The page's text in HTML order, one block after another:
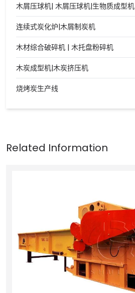
木屑压球机| 木屑压球机|生物质成型机
连续式炭化炉|木屑制炭机
木材综合破碎机 | 木托盘粉碎机
木炭成型机|木炭挤压机
烧烤炭生产线